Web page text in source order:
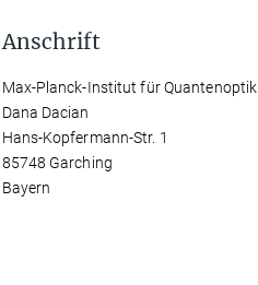
Anschrift
Max-Planck-Institut für Quantenoptik
Dana Dacian
Hans-Kopfermann-Str. 1
85748 Garching
Bayern